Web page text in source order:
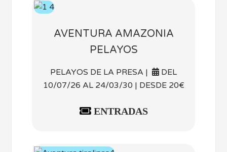
AVENTURA AMAZONIA
PELAYOS
PELAYOS DE LA PRESA |
DEL
10/07/26 AL 24/03/30 | DESDE 20€
ENTRADAS